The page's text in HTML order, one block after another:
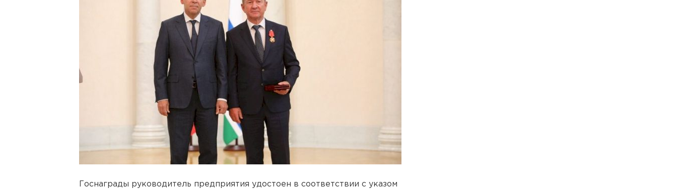
Госнаграды руководитель предприятия удостоен в соответствии с указом